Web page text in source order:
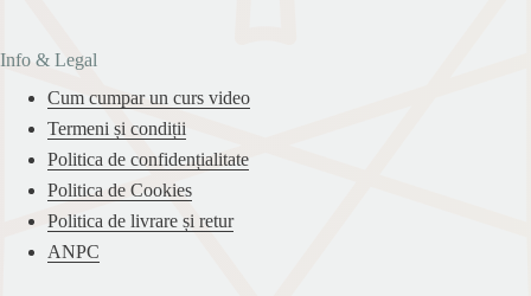
Info & Legal
Cum cumpar un curs video
Termeni și condiții
Politica de confidențialitate
Politica de Cookies
Politica de livrare și retur
ANPC